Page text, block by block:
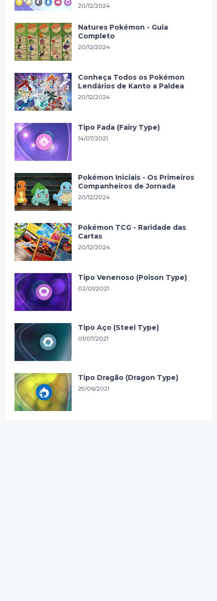
20/12/2024
Natures Pokémon - Guia
Completo
20/12/2024
Conheça Todos os Pokémon
Lendários de Kanto a Paldea
20/12/2024
Tipo Fada (Fairy Type)
14/07/2021
Pokémon Iniciais - Os Primeiros
Companheiros de Jornada
20/12/2024
Pokémon TCG - Raridade das
Cartas
20/12/2024
Tipo Venenoso (Poison Type)
02/01/2021
Tipo Aço (Steel Type)
01/07/2021
Tipo Dragão (Dragon Type)
29/06/2021